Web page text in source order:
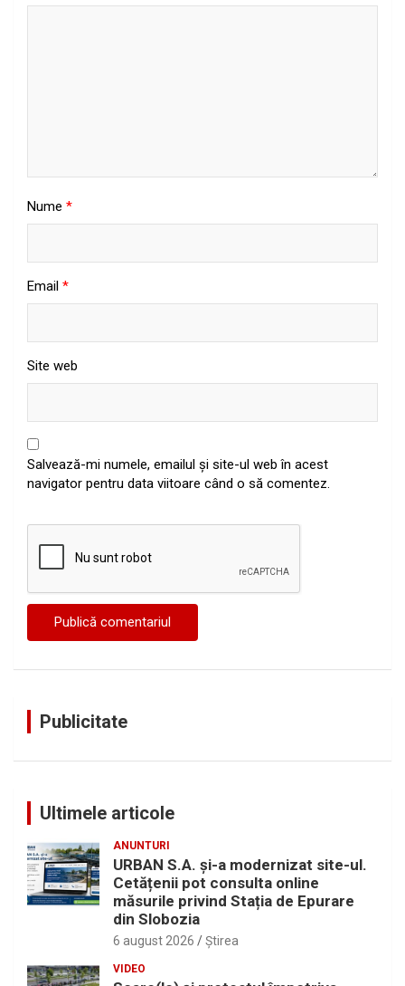
Nume *
Email *
Site web
Salvează-mi numele, emailul și site-ul web în acest
navigator pentru data viitoare când o să comentez.
Publicitate
Ultimele articole
ANUNTURI
URBAN S.A. și-a modernizat site-ul.
Cetățenii pot consulta online
măsurile privind Stația de Epurare
din Slobozia
6 august 2026 Ştirea
VIDEO